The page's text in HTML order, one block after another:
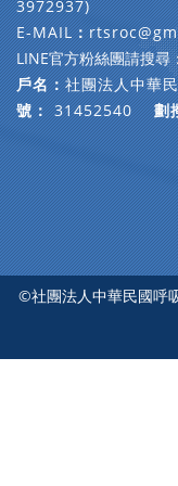
3972937)
E-MAIL：
LINE官方粉絲團請搜
戶名：社團法人中華
號：31452540劃
©社團法人中華民國呼